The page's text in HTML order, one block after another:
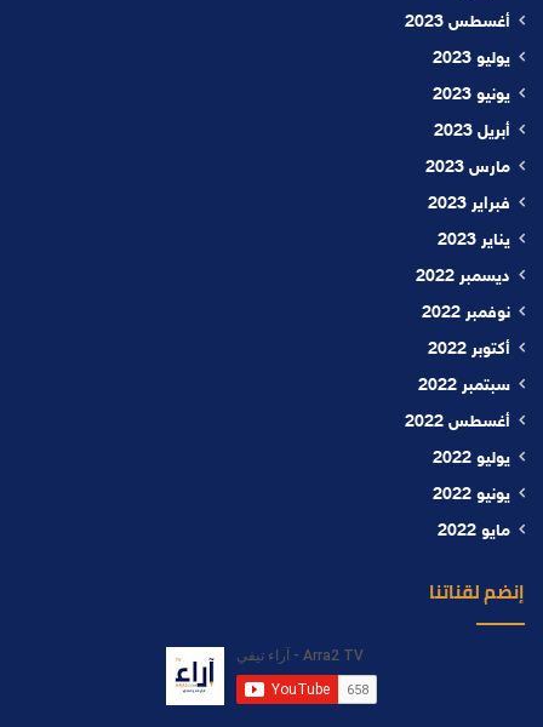
أغسطس 2023
يوليو 2023
يونيو 2023
أبريل 2023
مارس 2023
فبراير 2023
يناير 2023
ديسمبر 2022
نوفمبر 2022
أكتوبر 2022
سبتمبر 2022
أغسطس 2022
يوليو 2022
يونيو 2022
مايو 2022
إنضم لقناتنا